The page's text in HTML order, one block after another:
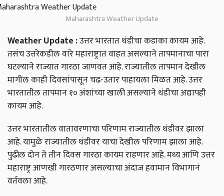
Maharashtra Weather Update
Weather Update :उत्तर भारतात थंडीचा कडाका कायम आहे.
तसंच उत्तरेकडील वारे महाराष्ट्रात वाहत असल्याने तापमानाचा पारा
घटल्याने राज्यात गारठा जाणवत आहे. राज्यातील तापमान देखील
मागील काही दिवसांपासून चढ-उतार पाहायला मिळत आहे. उत्तर
भारतातील तापमान १० अंशांच्या खाली असल्याने थंडीचा अद्यापही
कायम आहे.
उत्तर भारतातील वातावरणाचा परिणाम राज्यातील थंडीवर झाला
आहे. यामुळे राज्यातील थंडीवर याचा देखील परिणाम झाला आहे.
पुढील दोन ते तीन दिवस गारठा कायम राहणार आहे. मध्य आणि उत्तर
महाराष्ट्र आणखी गारठणार असल्याचा अंदाज हवामान विभागानं
वर्तवला आहे.